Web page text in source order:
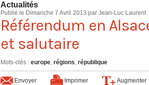
Actualités
Publié le Dimanche 7 Avril 2013 par Jean-Luc Laurent
Référendum en
et salutaire
Mots-clés : europe, régions, république
Envoyer Imprimer Augmenter